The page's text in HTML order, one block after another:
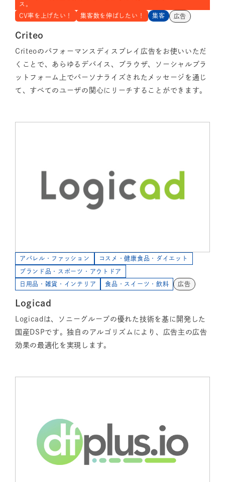
ス。
CV率を上げたい！
集客数を伸ばしたい！ 集客 広告
Criteo
Criteoのパフォーマンスディスプレイ広告をお使いいただ
くことで、あらゆるデバイス、ブラウザ、ソーシャルプラ
ットフォーム上でパーソナライズされたメッセージを通じ
て、すべてのユーザの関心にリーチすることができます。
アパレル・ファッション コスメ・健康食品・ダイエット
ブランド品・スポーツ・アウトドア
日用品・雑貨・インテリア 食品・スイーツ・飲料 広告
Logicad
Logicadは、ソニーグループの優れた技術を基に開発した
国産DSPです。独自のアルゴリズムにより、広告主の広告
効果の最適化を実現します。